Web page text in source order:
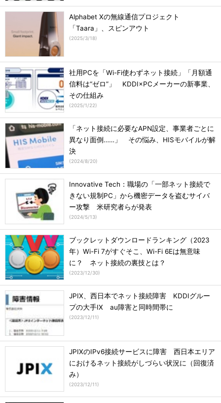
Alphabet Xの無線通信プロジェクト
「Taara」、スピンアウト
(2025/3/18)
社用PCを「Wi-Fi使わずネット接続」「月額通
信料は“ゼロ”」 KDDI×PCメーカーの新事業、
その仕組み
(2025/1/22)
「ネット接続に必要なAPN設定、事業者ごとに
異なり面倒……」 その悩み、HISモバイルが解
決
(2024/8/20)
Innovative Tech：職場の「一部ネット接続で
きない規制PC」から機密データを盗むサイバ
ー攻撃 米研究者らが発表
(2024/5/13)
ブックレットダウンロードランキング（2023
年）Wi-Fi 7がすぐそこ、Wi-Fi 6Eは無意味
に？ ネット接続の裏技とは？
(2023/12/30)
JPIX、西日本でネット接続障害 KDDIグルー
プの大手IX au障害と同時間帯に
(2023/12/11)
JPIXのIPv6接続サービスに障害 西日本エリア
におけるネット接続がしづらい状況に（回復済
み）
(2023/12/11)